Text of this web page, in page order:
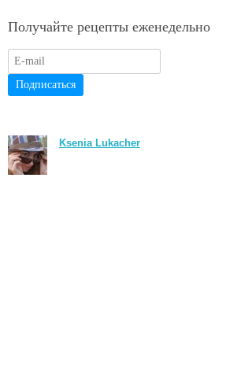
Получайте рецепты еженедельно
Подписаться
Ksenia Lukacher